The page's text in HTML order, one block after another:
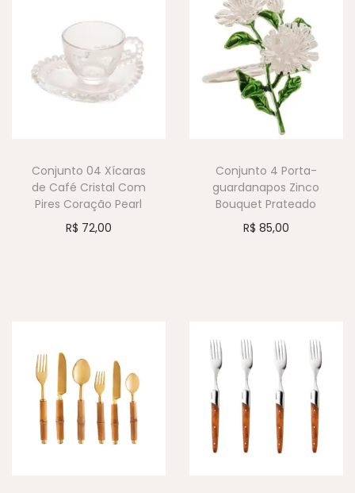
Conjunto 04 Xícaras
de Café Cristal Com
Pires Coração Pearl
R$ 72,00
Conjunto 4 Porta-
guardanapos Zinco
Bouquet Prateado
R$ 85,00